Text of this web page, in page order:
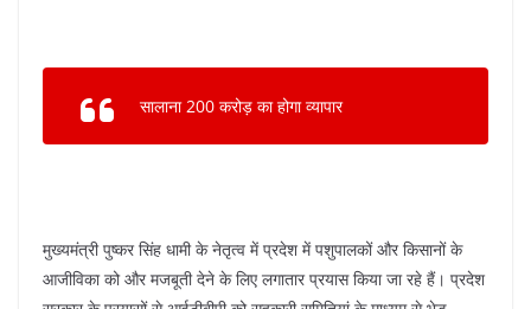
सालाना 200 करोड़ का होगा व्यापार
मुख्यमंत्री पुष्कर सिंह धामी के नेतृत्व में प्रदेश में पशुपालकों और किसानों के
आजीविका को और मजबूती देने के लिए लगातार प्रयास किया जा रहे हैं। प्रदेश